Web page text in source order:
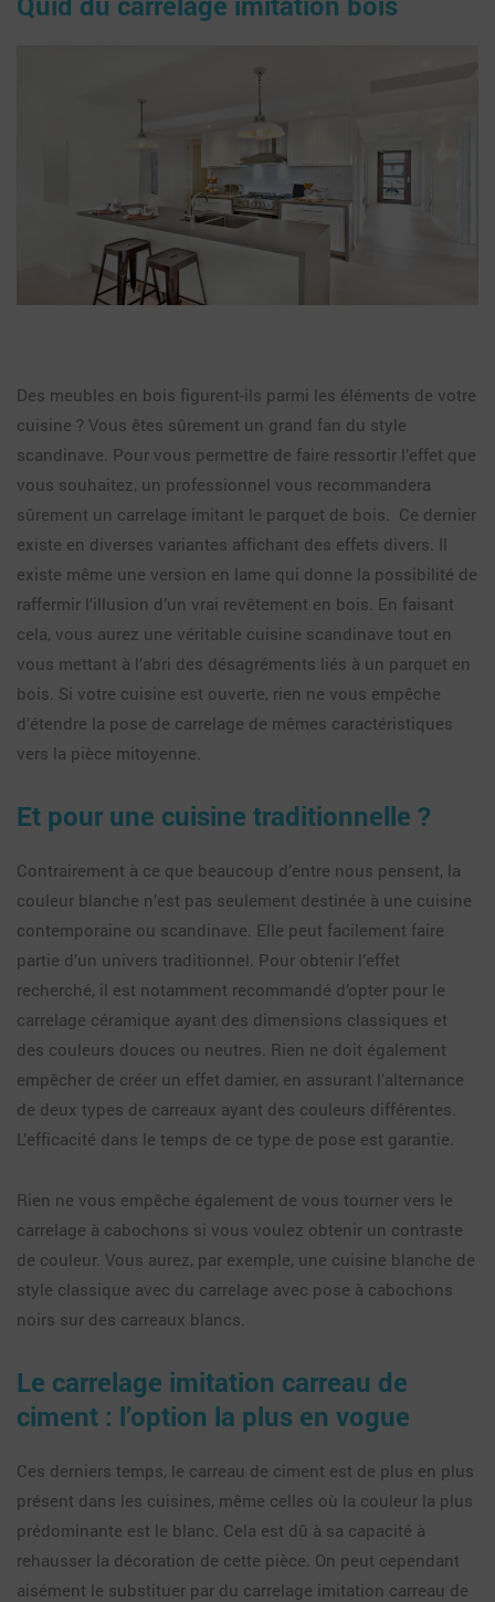
Des meubles en bois figurent-ils parmi les éléments de votre
cuisine ? Vous êtes sûrement un grand fan du style
scandinave. Pour vous permettre de faire ressortir l’effet que
vous souhaitez, un professionnel vous recommandera
sûrement un carrelage imitant le parquet de bois. Ce dernier
existe en diverses variantes affichant des effets divers. Il
existe même une version en lame qui donne la possibilité de
raffermir l’illusion d’un vrai revêtement en bois. En faisant
cela, vous aurez une véritable cuisine scandinave tout en
vous mettant à l’abri des désagréments liés à un parquet en
bois. Si votre cuisine est ouverte, rien ne vous empêche
d’étendre la pose de carrelage de mêmes caractéristiques
vers la pièce mitoyenne.
Et pour une cuisine traditionnelle ?
Contrairement à ce que beaucoup d’entre nous pensent, la
couleur blanche n’est pas seulement destinée à une cuisine
contemporaine ou scandinave. Elle peut facilement faire
partie d’un univers traditionnel. Pour obtenir l’effet
recherché, il est notamment recommandé d’opter pour le
carrelage céramique ayant des dimensions classiques et
des couleurs douces ou neutres. Rien ne doit également
empêcher de créer un effet damier, en assurant l’alternance
de deux types de carreaux ayant des couleurs différentes.
L’efficacité dans le temps de ce type de pose est garantie.
Rien ne vous empêche également de vous tourner vers le
carrelage à cabochons si vous voulez obtenir un contraste
de couleur. Vous aurez, par exemple, une cuisine blanche de
style classique avec du carrelage avec pose à cabochons
noirs sur des carreaux blancs.
Le carrelage imitation carreau de
ciment : l’option la plus en vogue
Ces derniers temps, le carreau de ciment est de plus en plus
présent dans les cuisines, même celles où la couleur la plus
prédominante est le blanc. Cela est dû à sa capacité à
rehausser la décoration de cette pièce. On peut cependant
aisément le substituer par du carrelage imitation carreau de